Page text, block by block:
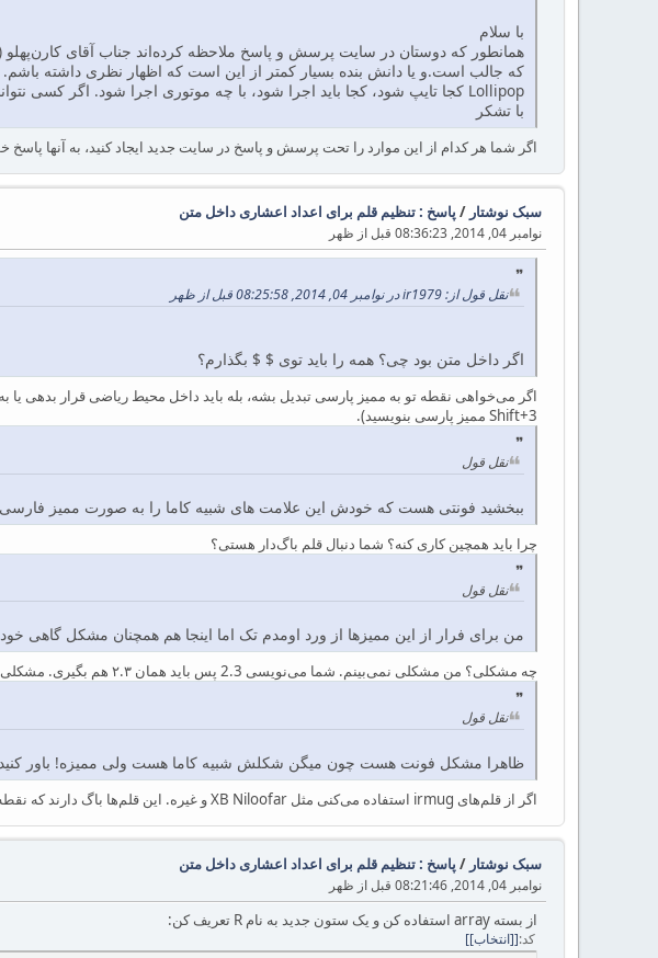
با سلام
که جالب است.و یا دانش بنده بسیار کمتر از این است که اظهار نظری داشته
Lollipop کجا تایپ شود، کجا باید اجرا شود، با چه موتوری اجرا شود. اگر کسی نتواند تک لایو خود را به‌روز رسانی کند در توزیع تک لایو خود چه تغییراتی باید اعمال کند و امثال این مسائل.
با تشکر
اگر شما هر کدام از این موارد را تحت پرسش و پاسخ در سایت جدید ایجاد کنید، به آنها پاسخ
سبک نوشتار / پاسخ : تنظیم قلم برای اعداد اعشاری داخل متن
نوامبر 04, 2014, 08:36:23 قبل از ظهر
نقل قول از: ir1979 در نوامبر 04, 2014, 08:25:58 قبل از ظهر
اگر داخل متن بود چی؟ همه را باید توی $ $ بگذارم؟
Shift+3 ممیز پارسی بنویسید).
نقل قول
ببخشید فونتی هست که خودش این علامت های شبیه کاما را به صورت ممیز
چرا باید همچین کاری کنه؟ شما دنبال قلم باگ‌دار هستی؟
نقل قول
من برای فرار از این ممیزها از ورد اومدم تک اما اینجا هم همچنان مشکل گاهی
چه مشکلی؟ من مشکلی نمی‌بینم. شما می‌نویسی 2.3 پس باید همان ۲.۳ هم بگیری. مشکلی وجود ندارد.
نقل قول
ظاهرا مشکل فونت هست چون میگن شکلش شبیه کاما هست ولی ممیزه! باور
اگر از قلم‌های irmug استفاده می‌کنی مثل XB Niloofar و غیره. این قلم‌ها باگ دارند که نقطه را خودسر به کاما یا هر چیز دیگری تبدیل می‌کنند.
سبک نوشتار / پاسخ : تنظیم قلم برای اعداد اعشاری داخل متن
نوامبر 04, 2014, 08:21:46 قبل از ظهر
از بسته array استفاده کن و یک ستون جدید به نام R تعریف کن:
کد [انتخاب]